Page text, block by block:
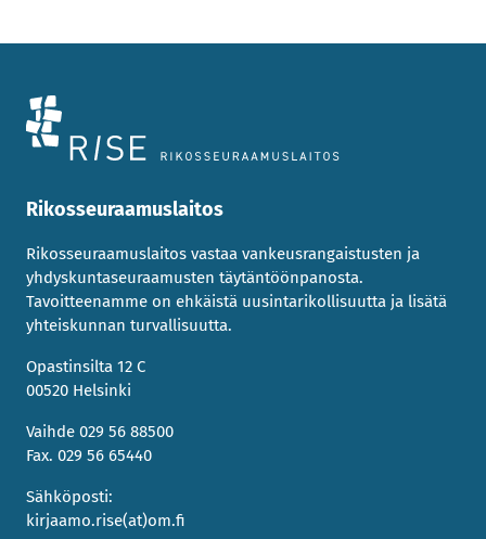
Rikosseuraamuslaitos
Rikosseuraamuslaitos vastaa vankeusrangaistusten ja
yhdyskuntaseuraamusten täytäntöönpanosta.
Tavoitteenamme on ehkäistä uusintarikollisuutta ja lisätä
yhteiskunnan turvallisuutta.
Opastinsilta 12 C
00520 Helsinki
Vaihde 029 56 88500
Fax. 029 56 65440
Sähköposti:
kirjaamo.rise(at)om.fi